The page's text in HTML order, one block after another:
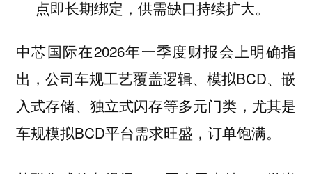
点即长期绑定，供需缺口持续扩大。
中芯国际在2026年一季度财报会上明确指
出，公司车规工艺覆盖逻辑、模拟BCD、嵌
入式存储、独立式闪存等多元门类，尤其是
车规模拟BCD平台需求旺盛，订单饱满。